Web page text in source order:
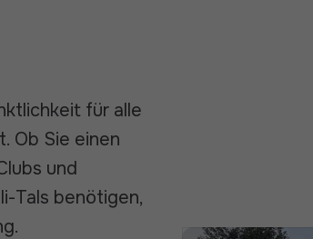
für alle
Ob Sie einen
und
Tals benötigen,